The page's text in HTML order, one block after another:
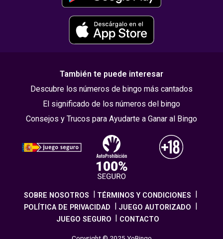
También te puede interesar
Descubre los números de bingo más cantados
El significado de los números del bingo
Consejos y Trucos para Ayudarte a Ganar al Bingo
SOBRE NOSOTROS
TÉRMINOS Y CONDICIONES
POLÍTICA DE PRIVACIDAD
JUEGO AUTORIZADO
JUEGO SEGURO
CONTACTO